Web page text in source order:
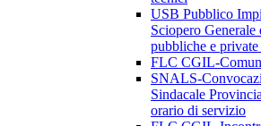
USB Pubblico
Sciopero
pubbliche e
FLC CGIL-
SNALS-
Sindacale
orario di servizio